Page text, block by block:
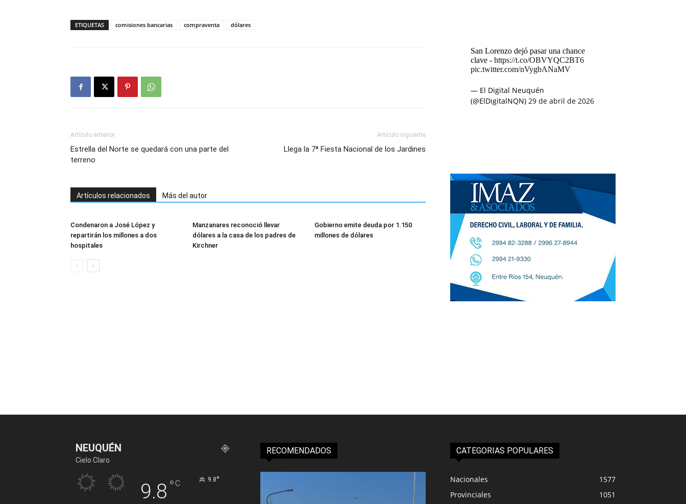
ETIQUETAS comisiones bancarias compraventa dólares
Artículo anterior
Estrella del Norte se quedará con una parte del
terreno
Artículo siguiente
Llega la 7ª Fiesta Nacional de los Jardines
Artículos relacionados Más del autor
Condenaron a José López y
repartirán los millones a dos
hospitales
Manzanares reconoció llevar
dólares a la casa de los padres de
Kirchner
Gobierno emite deuda por 1.150
millones de dólares
San Lorenzo dejó pasar una chance
clave - https://t.co/OBVYQC2BT6
pic.twitter.com/nVygbANaMV
— El Digital Neuquén
(@ElDigitalNQN) 29 de abril de 2026
NEUQUÉN
Cielo Claro
9.8 °C 9.8°
RECOMENDADOS CATEGORIAS POPULARES
Nacionales
1577
Provinciales
1051